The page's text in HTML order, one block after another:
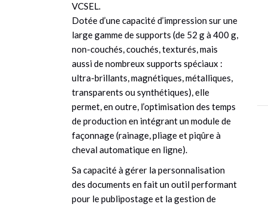
VCSEL.
Dotée d’une capacité d’impression sur une
large gamme de supports (de 52 g à 400 g,
non-couchés, couchés, texturés, mais
aussi de nombreux supports spéciaux :
ultra-brillants, magnétiques, métalliques,
transparents ou synthétiques), elle
permet, en outre, l’optimisation des temps
de production en intégrant un module de
façonnage (rainage, pliage et piqûre à
cheval automatique en ligne).
Sa capacité à gérer la personnalisation
des documents en fait un outil performant
pour le publipostage et la gestion de